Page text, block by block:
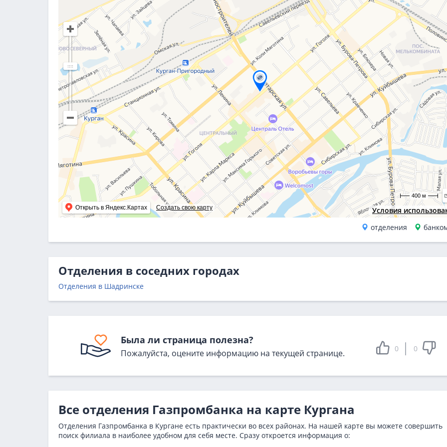
Условия
Открыть в Яндекс.Картах Создать свою карту
400 м
отделения
Отделения в соседних городах
Отделения в Шадринске
Была ли страница полезна?
Пожалуйста, оцените информацию на текущей странице. 0 0
Все отделения Газпромбанка на карте Кургана
Отделения Газпромбанка в Кургане есть практически во всех районах. На нашей карте вы можете совершить
поиск филиала в наиболее удобном для себя месте. Сразу откроется информация о: